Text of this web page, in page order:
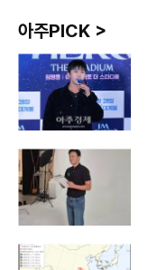
아주PICK >